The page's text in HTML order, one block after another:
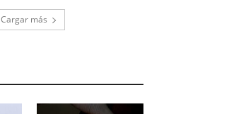
Cargar más